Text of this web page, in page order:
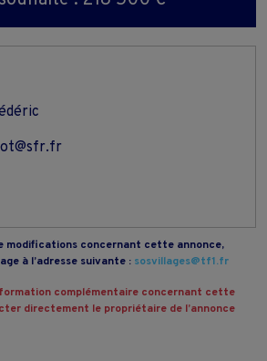
modifications concernant cette annonce,
à l’adresse suivante : sosvillages@tf1.fr
complémentaire concernant cette
directement le propriétaire de l’annonce